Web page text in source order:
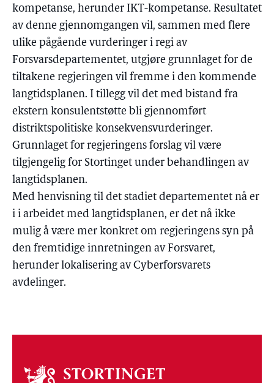
kompetanse, herunder IKT-kompetanse. Resultatet
av denne gjennomgangen vil, sammen med flere
ulike pågående vurderinger i regi av
Forsvarsdepartementet, utgjøre grunnlaget for de
tiltakene regjeringen vil fremme i den kommende
langtidsplanen. I tillegg vil det med bistand fra
ekstern konsulentstøtte bli gjennomført
distriktspolitiske konsekvensvurderinger.
Grunnlaget for regjeringens forslag vil være
tilgjengelig for Stortinget under behandlingen av
langtidsplanen.
Med henvisning til det stadiet departementet nå er
i i arbeidet med langtidsplanen, er det nå ikke
mulig å være mer konkret om regjeringens syn på
den fremtidige innretningen av Forsvaret,
herunder lokalisering av Cyberforsvarets
avdelinger.
Om